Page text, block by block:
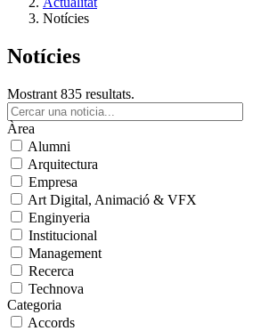
Notícies
Notícies
Mostrant 835 resultats.
Àrea
Alumni
Arquitectura
Empresa
Art Digital, Animació & VFX
Enginyeria
Institucional
Management
Recerca
Technova
Categoria
Accords